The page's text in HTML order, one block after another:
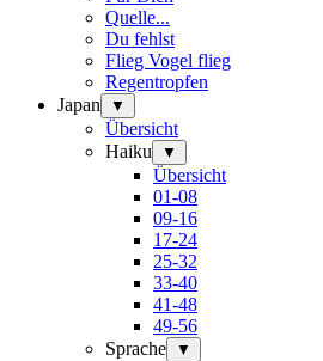
Quelle...
Du fehlst
Flieg Vogel flieg
Regentropfen
Japan
▼
Übersicht
Haiku
▼
Übersicht
01-08
09-16
17-24
25-32
33-40
41-48
49-56
Sprache
▼